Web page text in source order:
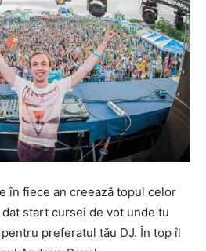
în fiece an creează topul celor
start cursei de vot unde tu
preferatul tău DJ. În top îl